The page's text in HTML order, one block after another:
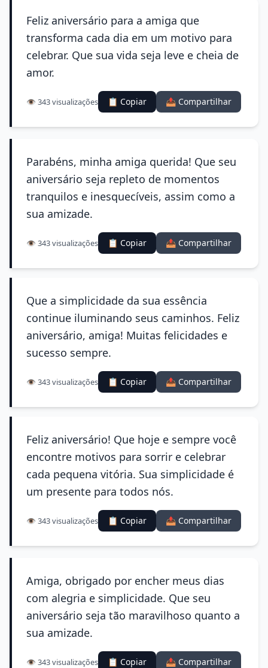
Feliz aniversário para a amiga que
transforma cada dia em um motivo para
celebrar. Que sua vida seja leve e cheia de
amor.
👁️ 343 visualizações 📋 Copiar 📤 Compartilhar
Parabéns, minha amiga querida! Que seu
aniversário seja repleto de momentos
tranquilos e inesquecíveis, assim como a
sua amizade.
👁️ 343 visualizações 📋 Copiar 📤 Compartilhar
Que a simplicidade da sua essência
continue iluminando seus caminhos. Feliz
aniversário, amiga! Muitas felicidades e
sucesso sempre.
👁️ 343 visualizações 📋 Copiar 📤 Compartilhar
Feliz aniversário! Que hoje e sempre você
encontre motivos para sorrir e celebrar
cada pequena vitória. Sua simplicidade é
um presente para todos nós.
👁️ 343 visualizações 📋 Copiar 📤 Compartilhar
Amiga, obrigado por encher meus dias
com alegria e simplicidade. Que seu
aniversário seja tão maravilhoso quanto a
sua amizade.
👁️ 343 visualizações 📋 Copiar 📤 Compartilhar